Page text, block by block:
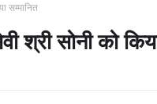
सम्मानित
श्री सोनी को